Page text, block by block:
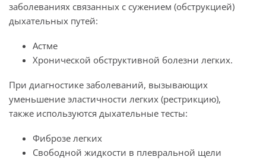
заболеваниях связанных с сужением (обструкцией)
дыхательных путей:
Астме
Хронической обструктивной болезни легких.
При диагностике заболеваний, вызывающих
уменьшение эластичности легких (рестрикцию),
также используются дыхательные тесты:
Фиброзе легких
Свободной жидкости в плевральной щели